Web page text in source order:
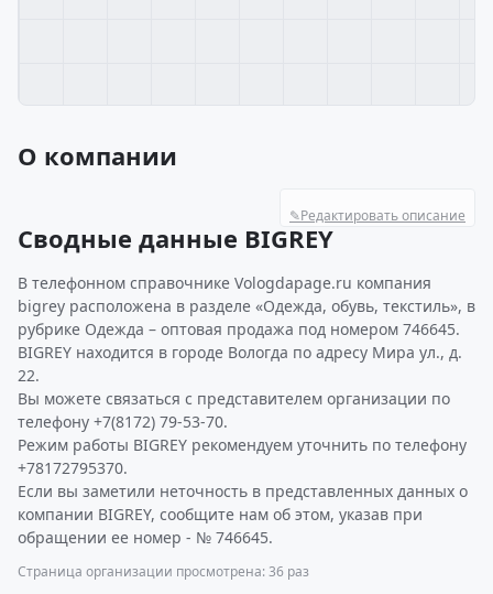
О компании
✎Редактировать описание
Сводные данные BIGREY
В телефонном справочнике Vologdapage.ru компания
bigrey расположена в разделе «Одежда, обувь, текстиль», в
рубрике Одежда – оптовая продажа под номером 746645.
BIGREY находится в городе Вологда по адресу Мира ул., д.
22.
Вы можете связаться с представителем организации по
телефону +7(8172) 79-53-70.
Режим работы BIGREY рекомендуем уточнить по телефону
+78172795370.
Если вы заметили неточность в представленных данных о
компании BIGREY, сообщите нам об этом, указав при
обращении ее номер - № 746645.
Страница организации просмотрена: 36 раз